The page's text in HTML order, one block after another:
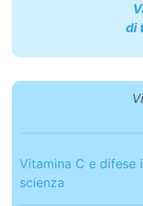
di
Vitamina C e difese
scienza